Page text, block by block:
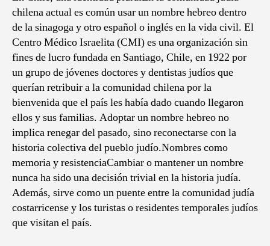
chilena actual es común usar un nombre hebreo dentro
de la sinagoga y otro español o inglés en la vida civil. El
Centro Médico Israelita (CMI) es una organización sin
fines de lucro fundada en Santiago, Chile, en 1922 por
un grupo de jóvenes doctores y dentistas judíos que
querían retribuir a la comunidad chilena por la
bienvenida que el país les había dado cuando llegaron
ellos y sus familias. Adoptar un nombre hebreo no
implica renegar del pasado, sino reconectarse con la
historia colectiva del pueblo judío.Nombres como
memoria y resistenciaCambiar o mantener un nombre
nunca ha sido una decisión trivial en la historia judía.
Además, sirve como un puente entre la comunidad judía
costarricense y los turistas o residentes temporales judíos
que visitan el país.